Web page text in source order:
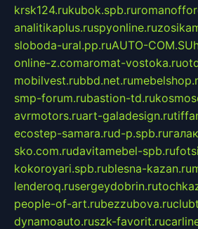
krsk124.rukubok.spb.ru
analitikaplus.ruspyonline.ru
sloboda-ural.pp.ruAUTO-COM.SU
online-z.comaromat-vostoka.ru
mobilvest.rubbd.net.ru
smp-forum.rubastion-td.ru
avrmotors.ruart-galadesign.ru
ecostep-samara.rud-p.spb.ru
sko.com.rudavitamebel-spb.ru
kokoroyari.spb.rublesna-kazan.ru
lenderoq.rusergeydobrin.ru
people-of-art.rubezzubova.ru
dynamoauto.ruszk-favorit.ru